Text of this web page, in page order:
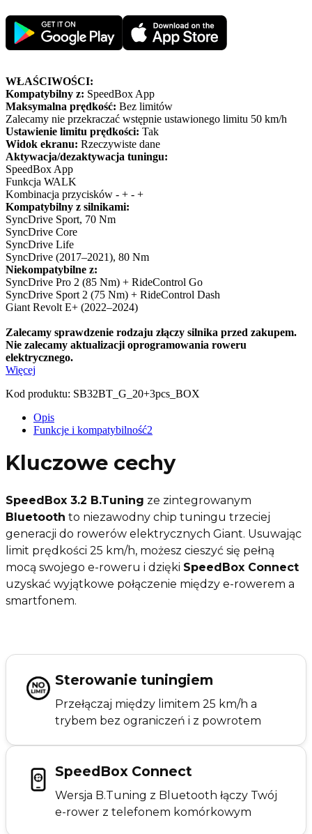
WŁAŚCIWOŚCI:
Kompatybilny z: SpeedBox App
Maksymalna prędkość: Bez limitów
Zalecamy nie przekraczać wstępnie ustawionego limitu 50 km/h
Ustawienie limitu prędkości: Tak
Widok ekranu: Rzeczywiste dane
Aktywacja/dezaktywacja tuningu:
SpeedBox App
Funkcja WALK
Kombinacja przycisków - + - +
Kompatybilny z silnikami:
SyncDrive Sport, 70 Nm
SyncDrive Core
SyncDrive Life
SyncDrive (2017–2021), 80 Nm
Niekompatybilne z:
SyncDrive Pro 2 (85 Nm) + RideControl Go
SyncDrive Sport 2 (75 Nm) + RideControl Dash
Giant Revolt E+ (2022–2024)
Zalecamy sprawdzenie rodzaju złączy silnika przed zakupem.
Nie zalecamy aktualizacji oprogramowania roweru
elektrycznego.
Więcej
Kod produktu: SB32BT_G_20+3pcs_BOX
Opis
Funkcje i kompatybilność2
Kluczowe cechy
SpeedBox 3.2 B.Tuning ze zintegrowanym
Bluetooth to niezawodny chip tuningu trzeciej
generacji do rowerów elektrycznych Giant. Usuwając
limit prędkości 25 km/h, możesz cieszyć się pełną
mocą swojego e-roweru i dzięki SpeedBox Connect
uzyskać wyjątkowe połączenie między e-rowerem a
smartfonem.
Sterowanie tuningiem
Przełączaj między limitem 25 km/h a
trybem bez ograniczeń i z powrotem
SpeedBox Connect
Wersja B.Tuning z Bluetooth łączy Twój
e-rower z telefonem komórkowym